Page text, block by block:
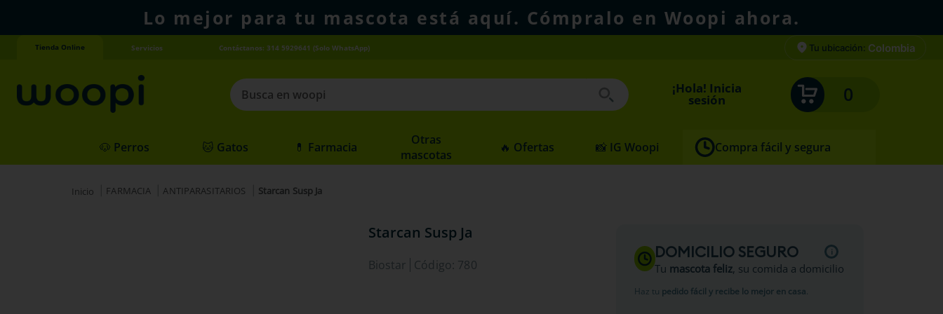
Lo mejor para tu mascota está aquí. Cómpralo en Woopi ahora.
Tienda Online Servicios Contáctanos: 314 5929641 (Solo WhatsApp) Tu ubicación: Colombia
Busca en woopi
1
agility gold
¡Hola! Inicia
sesión 0
🐶 Perros 🐱 Gatos 💊 Farmacia
Otras
mascotas
🔥 Ofertas 📸 IG Woopi Compra fácil y segura
FARMACIA ANTIPARASITARIOS Starcan Susp Ja
Starcan Susp Ja
Biostar Código: 780
DOMICILIO SEGURO
Tu mascota feliz, su comida a domicilio
Haz tu pedido fácil y recibe lo mejor en casa